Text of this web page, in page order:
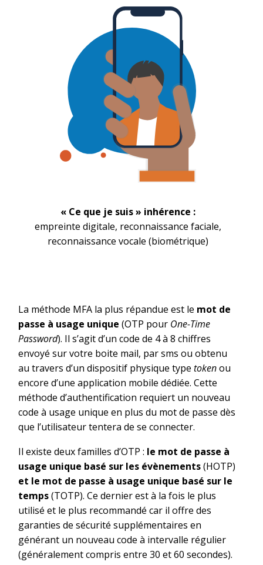
« Ce que je suis » inhérence :
empreinte digitale, reconnaissance faciale,
reconnaissance vocale (biométrique)
La méthode MFA la plus répandue est le mot de
passe à usage unique (OTP pour One-Time
Password). Il s’agit d’un code de 4 à 8 chiffres
envoyé sur votre boite mail, par sms ou obtenu
au travers d’un dispositif physique type tokenou
encore d’une application mobile dédiée. Cette
méthode d’authentification requiert un nouveau
code à usage unique en plus du mot de passe dès
que l’utilisateur tentera de se connecter.
Il existe deux familles d’OTP : le mot de passe à
usage unique basé sur les évènements(HOTP)
et le mot de passe à usage unique basé sur le
temps(TOTP). Ce dernier est à la fois le plus
utilisé et le plus recommandé car il offre des
garanties de sécurité supplémentaires en
générant un nouveau code à intervalle régulier
(généralement compris entre 30 et 60 secondes).